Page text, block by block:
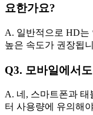
요한가요?
A. 일반적으로 HD는
높은 속도가 권장됩
Q3. 모바일에서
A. 네, 스마트폰과 태
터 사용량에 유의해